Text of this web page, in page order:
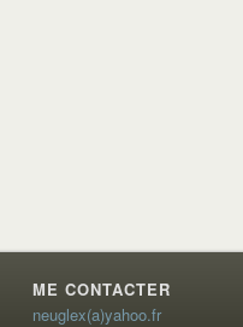
ME CONTACTER
neuglex(a)yahoo.fr